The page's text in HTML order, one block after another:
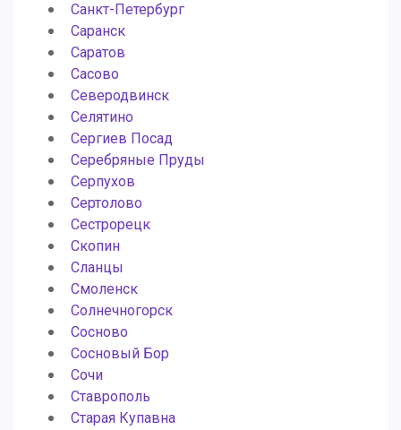
Санкт-Петербург
Саранск
Саратов
Сасово
Северодвинск
Селятино
Сергиев Посад
Серебряные Пруды
Серпухов
Сертолово
Сестрорецк
Скопин
Сланцы
Смоленск
Солнечногорск
Сосново
Сосновый Бор
Сочи
Ставрополь
Старая Купавна